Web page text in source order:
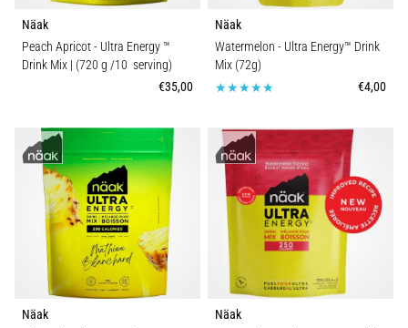
Näak
Peach Apricot - Ultra Energy ™
Drink Mix | (720 g /10 serving)
€35,00
Näak
Watermelon - Ultra Energy™ Drink
Mix (72g)
€4,00
Näak
Näak